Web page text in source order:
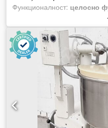
Функционалност: целосно
,
ремонт:2026, влезен напон:
DGUV до:08/2027, вкупна
1.400 мм , вкупна должина:
50 Hz , влезен струја:16 A,